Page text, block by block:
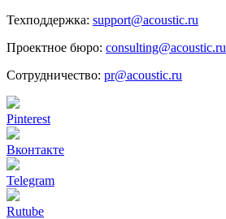
Техподдержка: support@acoustic.ru
Проектное бюро: consulting@acoustic.ru
Сотрудничество: pr@acoustic.ru
Pinterest
Вконтакте
Telegram
Rutube